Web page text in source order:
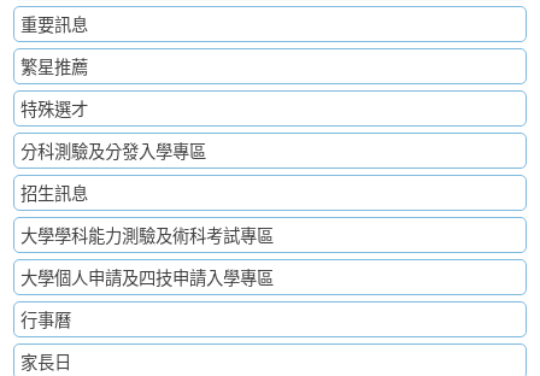
重要訊息
繁星推薦
特殊選才
分科測驗及分發入學專區
招生訊息
大學學科能力測驗及術科考試專區
大學個人申請及四技申請入學專區
行事曆
家長日